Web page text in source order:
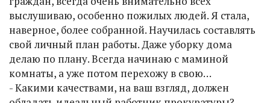
выслушиваю, особенно пожилых людей. Я стала,
наверное, более собранной. Научилась составлять
свой личный план работы. Даже уборку дома
делаю по плану. Всегда начинаю с маминой
комнаты, а уже потом перехожу в свою…
- Какими качествами, на ваш взгляд, должен